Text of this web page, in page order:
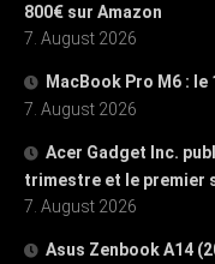
800€ sur Amazon
7. August 2026
MacBook Pro M6 :
7. August 2026
Acer Gadget Inc.
trimestre et le premier
7. August 2026
Asus Zenbook A14